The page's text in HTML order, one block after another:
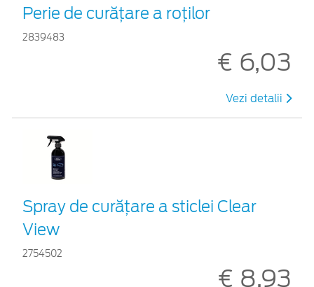
Perie de curățare a roților
2839483
€ 6,03
Vezi detalii
Spray de curățare a sticlei Clear
View
2754502
€ 8,93